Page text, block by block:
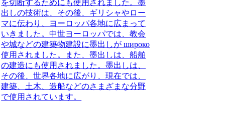
を切断するためにも使用されました。墨
出しの技術は、その後、ギリシャやロー
マに伝わり、ヨーロッパ各地に広まって
いきました。中世ヨーロッパでは、教会
や城などの建築物建設に墨出しが широко
使用されました。また、墨出しは、船舶
の建造にも使用されました。墨出しは、
その後、世界各地に広がり、現在では、
建築、土木、造船などのさまざまな分野
で使用されています。